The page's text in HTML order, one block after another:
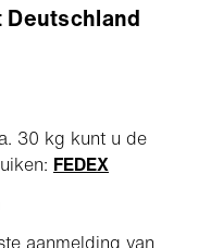
30 kg kunt u de
FEDEX
aanmelding van